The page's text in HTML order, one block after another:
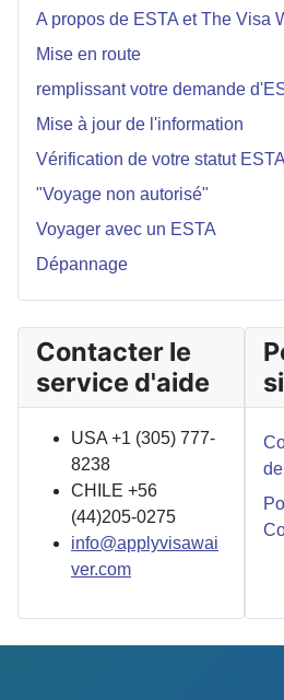
A propos de ESTA et The Visa
Mise en route
remplissant votre demande
Mise à jour de l'information
Vérification de votre statut ESTA
"Voyage non autorisé"
Voyager avec un ESTA
Dépannage
Contacter le
service d'aide
USA +1 (305) 777-
8238
CHILE +56
(44)205-0275
info@applyvisawai
ver.com